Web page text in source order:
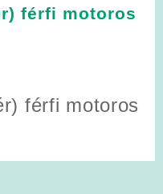
férfi motoros
férfi motoros